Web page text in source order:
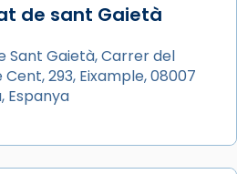
juliol, ha tingut lloc la
en agraïment al
de la visita apostòlica
de sant Gaietà
Sant Gaietà, Carrer del
293, Eixample, 08007
Espanya